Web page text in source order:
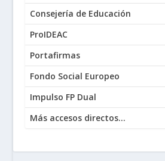
Consejería de Educación
ProIDEAC
Portafirmas
Fondo Social Europeo
Impulso FP Dual
Más accesos directos...